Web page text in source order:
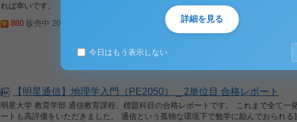
れば幸いです。 【1単位目課題】 1．世界の気候、地形、植生、土壌について...
880 販売中 2018/12/03
【明星通信】地理学入門（PE2050） _ 2単位目 合格レポート
明星大学 教育学部 通信教育課程、標題科目の合格レポートです。 これまで全て一
ートも高評価をいただきました。 通信という孤独な環境下で勉学に励んでおられる
詳細を見る
今日はもう表示しない